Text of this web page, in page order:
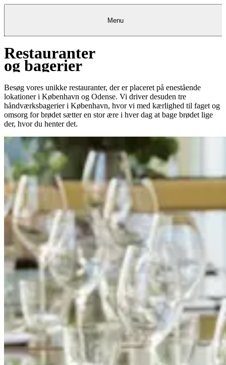
Kantine
Kantine
FrokostordningFrokostordning
CateringCatering &
& Teambuilding
OpskrifterOpskrifterOpskrifter
Restauranter Restauranter
Bagerier
FoodserviceFoodservice
ProjekterProjekter&&rådgivningrådgivningProjekter &
rådgivning
Eventkalender EventkalenderEventkalender
Køb gavekort
KundeserviceKundeservice
Menu
Restauranter
og bagerier
Besøg vores unikke restauranter, der er placeret på enestående
lokationer i København og Odense. Vi driver desuden tre
håndværksbagerier i København, hvor vi med kærlighed til faget og
omsorg for brødet sætter en stor ære i hver dag at bage brødet lige
der, hvor du henter det.